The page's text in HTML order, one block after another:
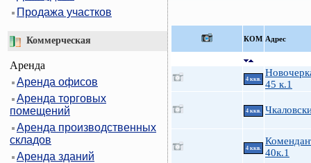
Продажа участков
Коммерческая
Аренда
Аренда офисов
Аренда торговых
помещений
Аренда производственных
складов
Аренда зданий
КOМ Адрес
4 ккв.
45 к.1
4 ккв.
4 ккв.
40к.1